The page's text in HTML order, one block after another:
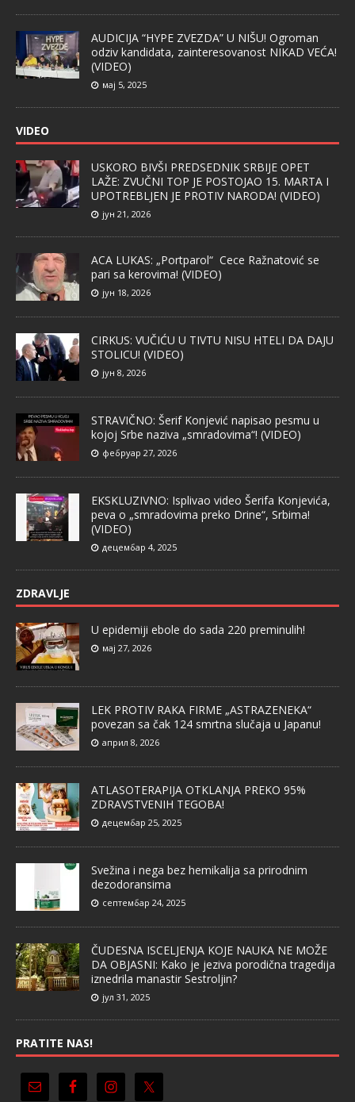
AUDICIJA “HYPE ZVEZDA” U NIŠU! Ogroman
odziv kandidata, zainteresovanost NIKAD VEĆA!
(VIDEO)
мај 5, 2025
VIDEO
USKORO BIVŠI PREDSEDNIK SRBIJE OPET
LAŽE: ZVUČNI TOP JE POSTOJAO 15. MARTA I
UPOTREBLJEN JE PROTIV NARODA! (VIDEO)
јун 21, 2026
ACA LUKAS: „Portparol“ Cece Ražnatović se
pari sa kerovima! (VIDEO)
јун 18, 2026
CIRKUS: VUČIĆU U TIVTU NISU HTELI DA DAJU
STOLICU! (VIDEO)
јун 8, 2026
STRAVIČNO: Šerif Konjević napisao pesmu u
kojoj Srbe naziva „smradovima“! (VIDEO)
фебруар 27, 2026
EKSKLUZIVNO: Isplivao video Šerifa Konjevića,
peva o „smradovima preko Drine“, Srbima!
(VIDEO)
децембар 4, 2025
ZDRAVLJE
U epidemiji ebole do sada 220 preminulih!
мај 27, 2026
LEK PROTIV RAKA FIRME „ASTRAZENEKA“
povezan sa čak 124 smrtna slučaja u Japanu!
април 8, 2026
ATLASOTERAPIJA OTKLANJA PREKO 95%
ZDRAVSTVENIH TEGOBA!
децембар 25, 2025
Svežina i nega bez hemikalija sa prirodnim
dezodoransima
септембар 24, 2025
ČUDESNA ISCELJENJA KOJE NAUKA NE MOŽE
DA OBJASNI: Kako je jeziva porodična tragedija
iznedrila manastir Sestroljin?
јул 31, 2025
PRATITE NAS!